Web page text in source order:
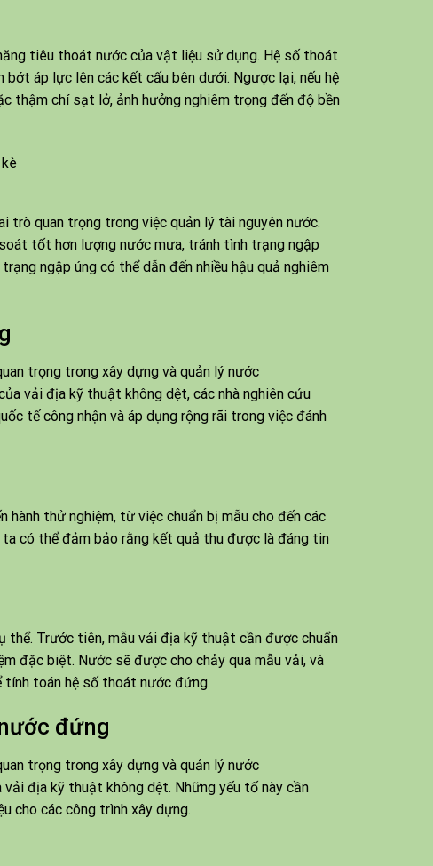
tiêu thoát nước của vật liệu sử dụng. Hệ số thoát
áp lực lên các kết cấu bên dưới. Ngược lại, nếu hệ
thậm chí sạt lở, ảnh hưởng nghiêm trọng đến độ bền
quan trọng trong việc quản lý tài nguyên nước.
tốt hơn lượng nước mưa, tránh tình trạng ngập
ngập úng có thể dẫn đến nhiều hậu quả nghiêm
vải địa kỹ thuật không dệt, các nhà nghiên cứu
tế công nhận và áp dụng rộng rãi trong việc đánh
thử nghiệm, từ việc chuẩn bị mẫu cho đến các
có thể đảm bảo rằng kết quả thu được là đáng tin
thể. Trước tiên, mẫu vải địa kỹ thuật cần được chuẩn
đặc biệt. Nước sẽ được cho chảy qua mẫu vải, và
toán hệ số thoát nước đứng.
đứng
địa kỹ thuật không dệt. Những yếu tố này cần
cho các công trình xây dựng.